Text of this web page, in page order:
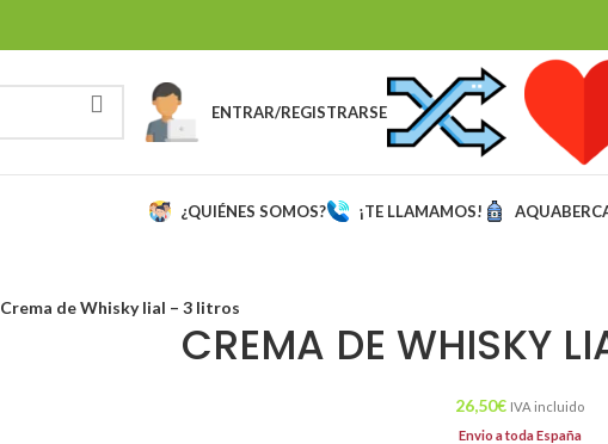
ENTRAR/REGISTRARSE
¿QUIÉNES SOMOS? ¡TE LLAMAMOS!
Crema de Whisky lial – 3 litros
CREMA DE WHISKY
26,50€ IVA incluido
Envio a toda España